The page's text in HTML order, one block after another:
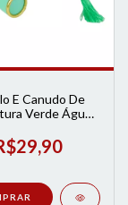
E Canudo De
Verde Água
Formatura